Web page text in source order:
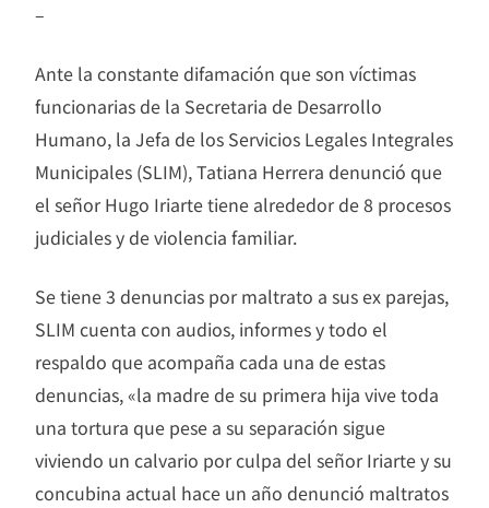
–
Ante la constante difamación que son víctimas
funcionarias de la Secretaria de Desarrollo
Humano, la Jefa de los Servicios Legales Integrales
Municipales (SLIM), Tatiana Herrera denunció que
el señor Hugo Iriarte tiene alrededor de 8 procesos
judiciales y de violencia familiar.
Se tiene 3 denuncias por maltrato a sus ex parejas,
SLIM cuenta con audios, informes y todo el
respaldo que acompaña cada una de estas
denuncias, «la madre de su primera hija vive toda
una tortura que pese a su separación sigue
viviendo un calvario por culpa del señor Iriarte y su
concubina actual hace un año denunció maltratos